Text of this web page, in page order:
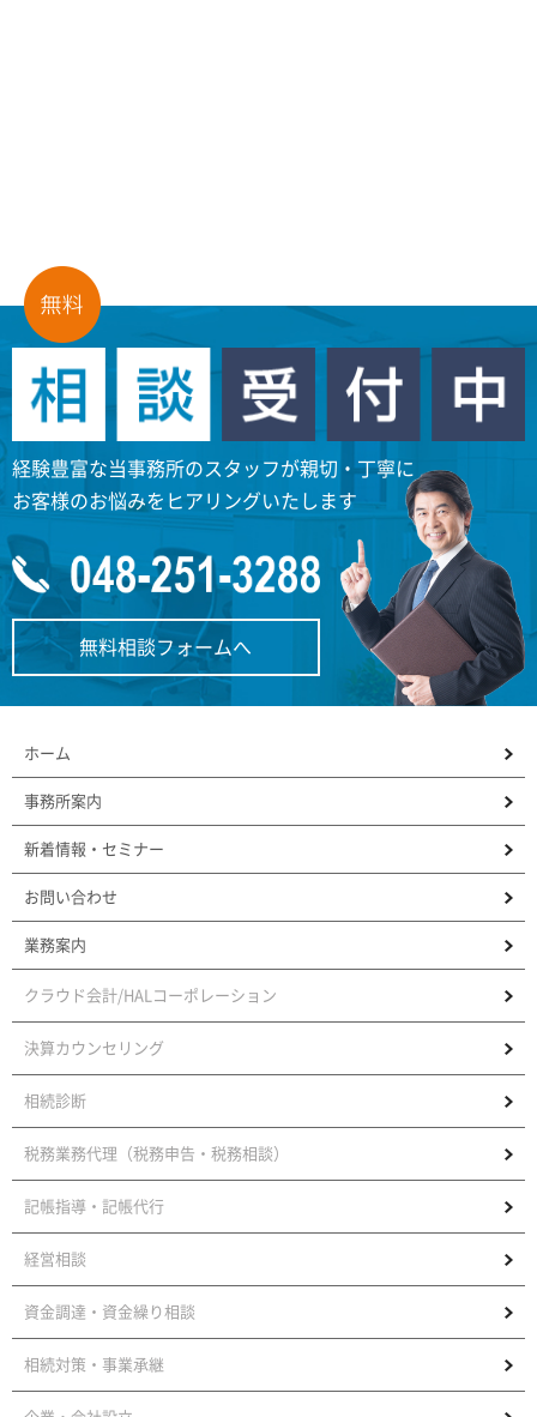
経験豊富な当事務所のスタッフが親切・丁寧に
お客様のお悩みをヒアリングいたします
無料相談フォームへ
ホーム
事務所案内
新着情報・セミナー
お問い合わせ
業務案内
クラウド会計/HALコーポレーション
決算カウンセリング
相続診断
税務業務代理（税務申告・税務相談）
記帳指導・記帳代行
経営相談
資金調達・資金繰り相談
相続対策・事業承継